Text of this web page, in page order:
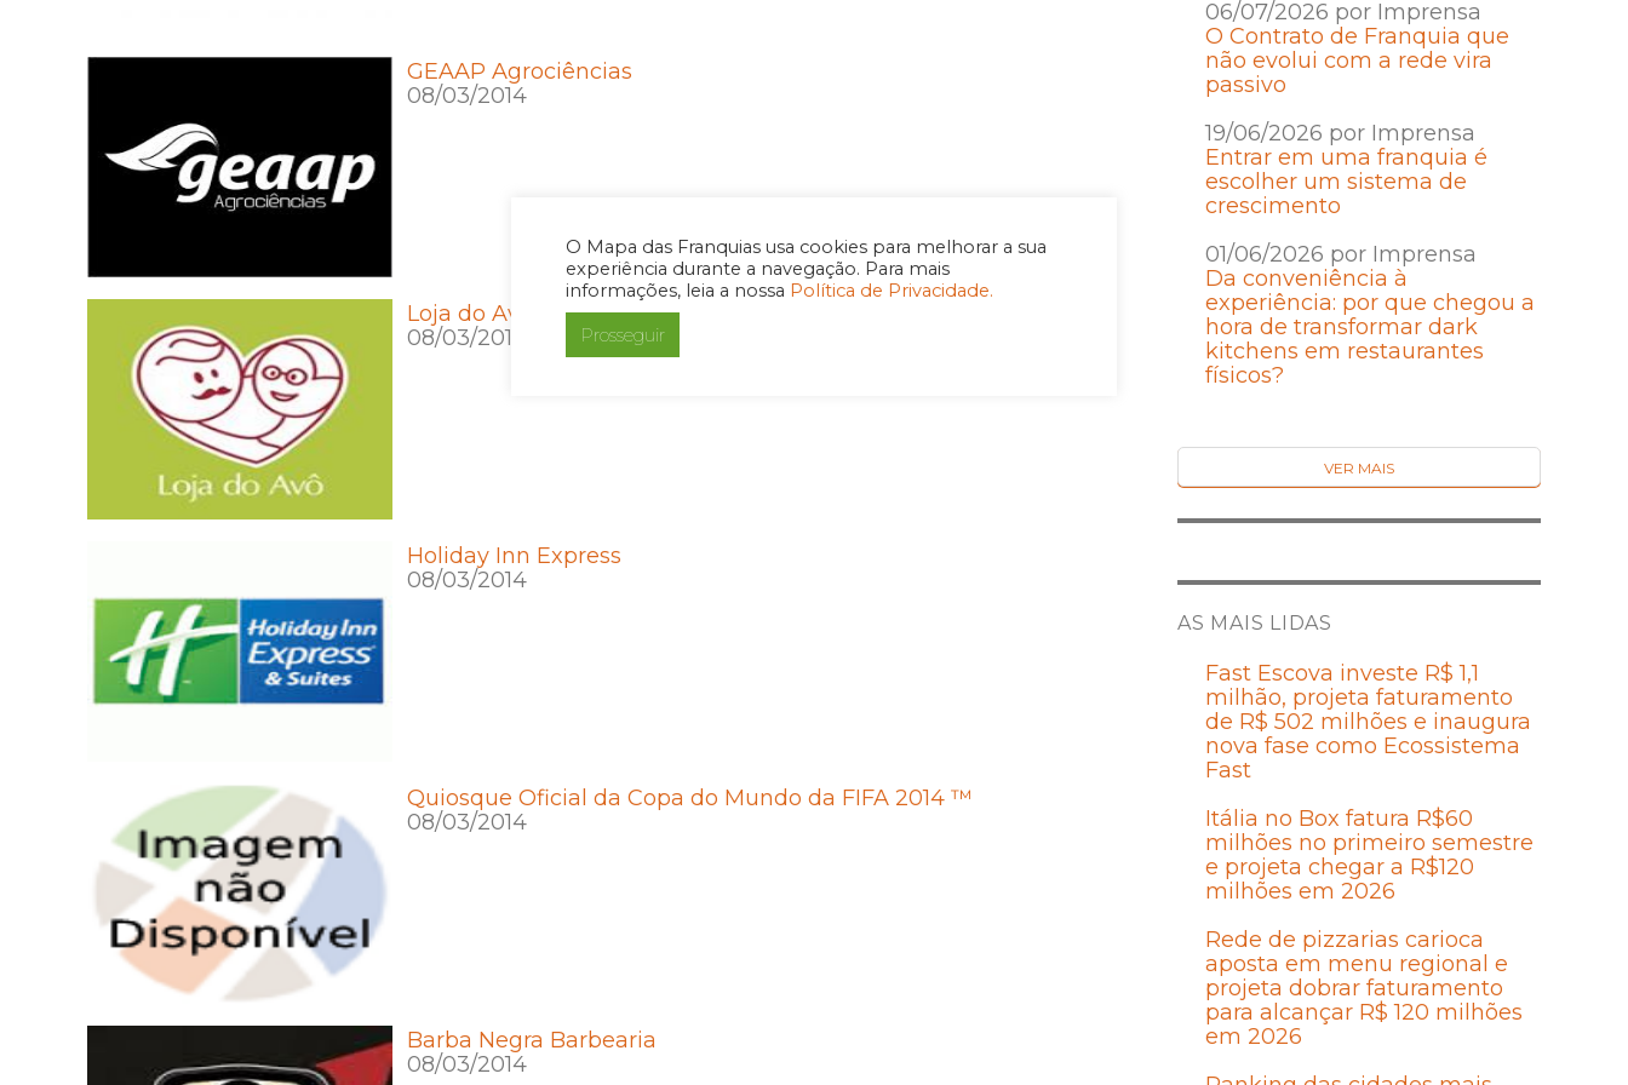
O Mapa das Franquias usa cookies para melhorar a sua
experiência durante a navegação. Para mais
informações, leia a nossa Política de Privacidade.
Prosseguir
GEAAP Agrociências
08/03/2014
Loja do Avô
08/03/2014
Holiday Inn Express
08/03/2014
Quiosque Oficial da Copa do Mundo da FIFA 2014 ™
08/03/2014
Barba Negra Barbearia
08/03/2014
06/07/2026 por Imprensa
O Contrato de Franquia que
não evolui com a rede vira
passivo
19/06/2026 por Imprensa
Entrar em uma franquia é
escolher um sistema de
crescimento
01/06/2026 por Imprensa
Da conveniência à
experiência: por que chegou a
hora de transformar dark
kitchens em restaurantes
físicos?
VER MAIS
AS MAIS LIDAS
Fast Escova investe R$ 1,1
milhão, projeta faturamento
de R$ 502 milhões e inaugura
nova fase como Ecossistema
Fast
Itália no Box fatura R$60
milhões no primeiro semestre
e projeta chegar a R$120
milhões em 2026
Rede de pizzarias carioca
aposta em menu regional e
projeta dobrar faturamento
para alcançar R$ 120 milhões
em 2026